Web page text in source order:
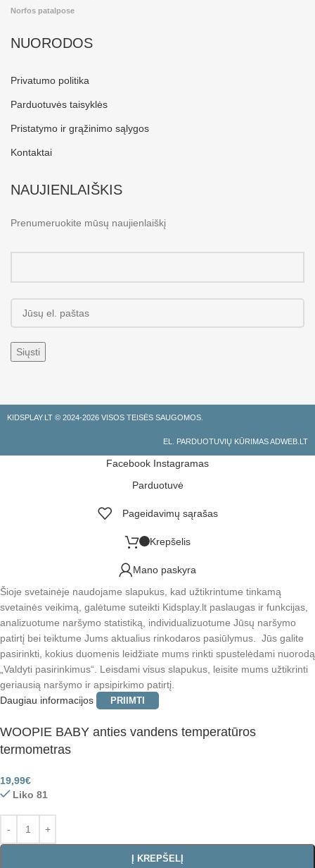
Norfos patalpose
NUORODOS
Privatumo politika
Parduotuvės taisyklės
Pristatymo ir grąžinimo sąlygos
Kontaktai
NAUJIENLAIŠKIS
Prenumeruokite mūsų naujienlaiškį
KIDSPLAY.LT © 2024-2026 VISOS TEISĖS SAUGOMOS.
EL. PARDUOTUVIŲ KŪRIMAS ADWEB.LT
Facebook Instagramas
Parduotuvė
Pageidavimų sąrašas
Krepšelis
Mano paskyra
Šioje svetainėje naudojame slapukus, kad užtikrintume tinkamą
svetainės veikimą, galėtume suteikti Kidsplay.lt paslaugas ir funkcijas,
analizuotume naršymo statistiką, individualizuotume Jūsų naršymo
patirtį bei teiktume Jums aktualius rinkodaros pasiūlymus. Jūs galite
pasirinkti, kokius duomenis leidžiate mums rinkti spustelėdami nuorodą
„Valdyti pasirinkimus“. Leisdami visus slapukus, leisite mums užtikrinti
geriausią naršymo ir apsipirkimo patirtį.
Daugiau informacijos
PRIIMTI
WOOPIE BABY anties vandens temperatūros
termometras
19,99€
Liko 81
Į KREPŠELĮ